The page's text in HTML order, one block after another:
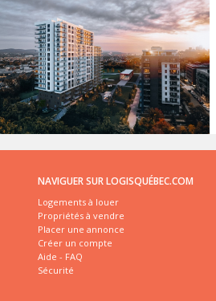
NAVIGUER SUR LOGISQUÉBEC.COM
Logements à louer
Propriétés à vendre
Placer une annonce
Créer un compte
Aide - FAQ
Sécurité